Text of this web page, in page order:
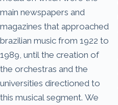
main newspapers and
magazines that approached
brazilian music from 1922 to
1989, until the creation of
the orchestras and the
universities directioned to
this musical segment. We